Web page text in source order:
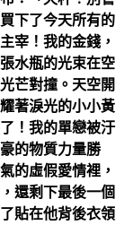
下了今天所有的
宰！我的金錢，
水瓶的光束在空
芒對撞。天空開
著淚光的小小黃
！我的單戀被汙
的物質力量勝
的虛假愛情裡，
還剩下最後一個
貼在他背後衣領